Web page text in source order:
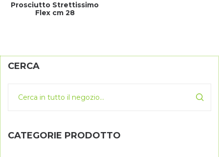
Prosciutto Strettissimo
Flex cm 28
CERCA
CATEGORIE PRODOTTO